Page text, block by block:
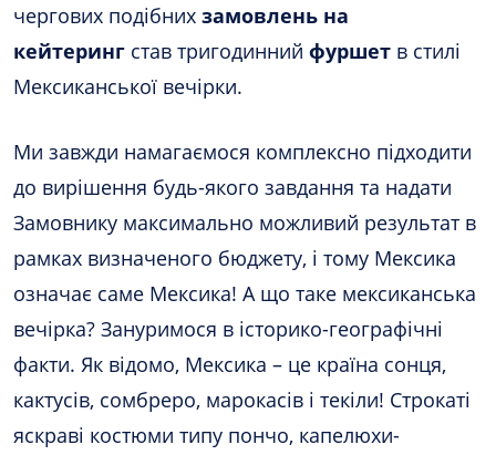
чергових подібних замовлень на
кейтеринг став тригодинний фуршет в стилі
Мексиканської вечірки.
Ми завжди намагаємося комплексно підходити
до вирішення будь-якого завдання та надати
Замовнику максимально можливий результат в
рамках визначеного бюджету, і тому Мексика
означає саме Мексика! А що таке мексиканська
вечірка? Зануримося в історико-географічні
факти. Як відомо, Мексика – це країна сонця,
кактусів, сомбреро, марокасів і текіли! Строкаті
яскраві костюми типу пончо, капелюхи-